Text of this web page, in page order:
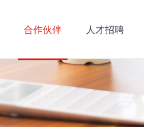
合作伙伴 人才招聘